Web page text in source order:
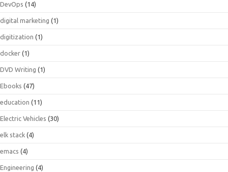
DevOps (14)
digital marketing (1)
digitization (1)
docker (1)
DVD Writing (1)
Ebooks (47)
education (11)
Electric Vehicles (30)
elk stack (4)
emacs (4)
Engineering (4)